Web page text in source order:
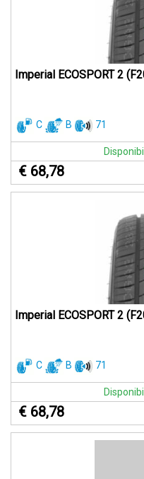
Imperial ECOSPORT 2
C B 71
€ 68,78
Imperial ECOSPORT 2
C B 71
€ 68,78